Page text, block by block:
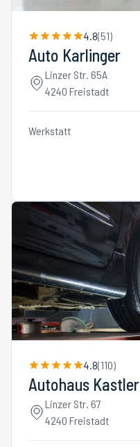
4.8(51)
Auto Karlinger
Linzer Str. 65A
4240 Freistadt
Werkstatt
4.8(110)
Autohaus Kastler
Linzer Str. 67
4240 Freistadt